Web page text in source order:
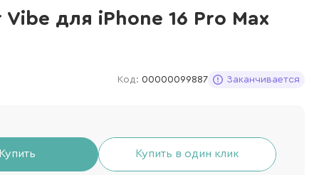
для iPhone 16 Pro Max
Код: 00000099887 Заканчивается
Купить в один клик